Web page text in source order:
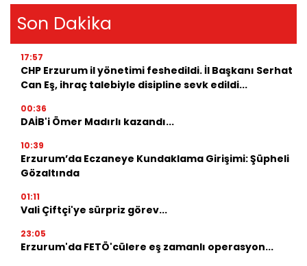
Son Dakika
17:57
CHP Erzurum il yönetimi feshedildi. İl Başkanı Serhat
Can Eş, ihraç talebiyle disipline sevk edildi...
00:36
DAİB'i Ömer Madırlı kazandı...
10:39
Erzurum’da Eczaneye Kundaklama Girişimi: Şüpheli
Gözaltında
01:11
Vali Çiftçi'ye sürpriz görev...
23:05
Erzurum'da FETÖ'cülere eş zamanlı operasyon...